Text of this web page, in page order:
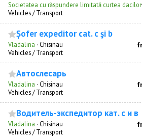
Societatea cu răspundere limitată curtea dacilor
Vehicles / Transport
Șofer expeditor cat. c şi b
Vladalina · Chisinau
Vehicles / Transport
Автослесарь
Vladalina · Chisinau
Vehicles / Transport
Водитель-экспедитор кат. c и в
Vladalina · Chisinau
Vehicles / Transport